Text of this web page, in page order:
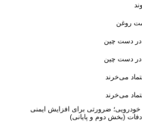
در دست چین
در دست چین
می‌خرند
می‌خرند
۸۵ گانه خودرویی؛ ضرورتی برای افزایش ایمنی
(بخش دوم و پایانی)